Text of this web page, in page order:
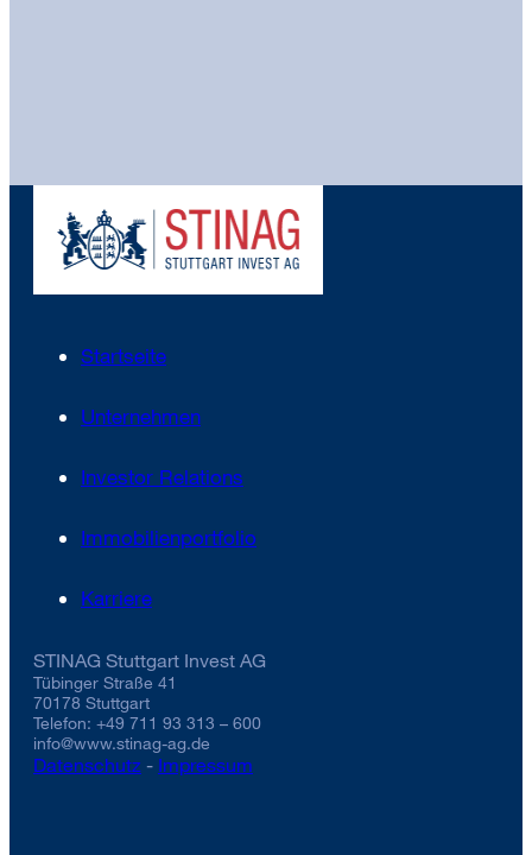
Startseite
Unternehmen
Investor Relations
Immobilienportfolio
Karriere
STINAG Stuttgart Invest AG
Tübinger Straße 41
70178 Stuttgart
Telefon: +49 711 93 313 – 600
info@www.stinag-ag.de
Datenschutz - Impressum